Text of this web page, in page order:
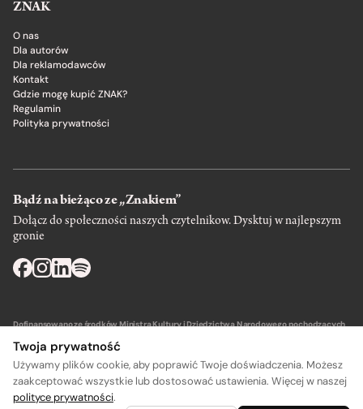
ZNAK
O nas
Dla autorów
Dla reklamodawców
Kontakt
Gdzie mogę kupić ZNAK?
Regulamin
Polityka prywatności
Bądź na bieżąco ze „Znakiem”
Dołącz do społeczności naszych czytelnikow. Dysktuj w najlepszym
gronie
Dofinansowano ze środków Ministra Kultury i Dziedzictwa Narodowego pochodzących
Twoja prywatność
Używamy plików cookie, aby poprawić Twoje doświadczenia. Możesz
zaakceptować wszystkie lub dostosować ustawienia. Więcej w naszej
polityce prywatności.